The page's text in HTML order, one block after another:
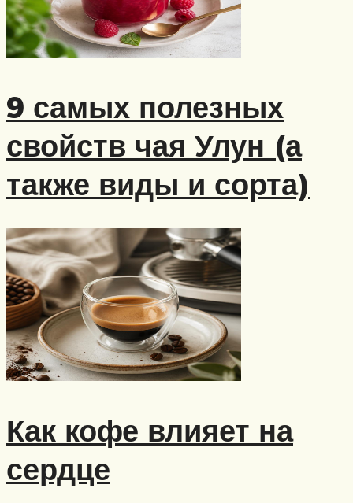
9 самых полезных
свойств чая Улун (а
также виды и сорта)
Как кофе влияет на
сердце